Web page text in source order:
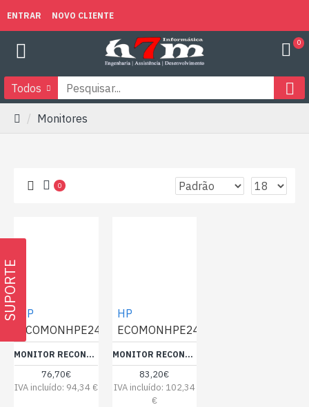
SUPORTE
ENTRAR NOVO CLIENTE
0
Todos
Monitores
0
HP
ECOMONHPE243
MONITOR RECONDICIONADO HP E243 LED 24" FHD S/CABOS
76,70€
IVA incluído: 94,34 €
HP
ECOMONHPE243M_1
MONITOR RECONDICIONADO HP E243-M 24" WEBCAM S/CABOS - ORIGINAL STAND
83,20€
IVA incluído: 102,34
€